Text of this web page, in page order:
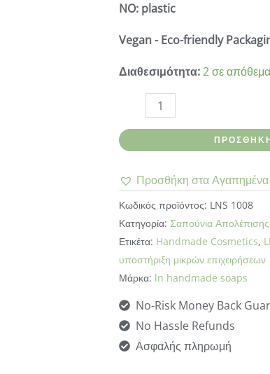
NO: plastic
Vegan - Eco-friendly
Διαθεσιμότητα: 2 σε απόθεμα
handmade
soaps-
Καφές
-
Ιανουάριος
ποσότητα
Προσθήκη στα Αγαπημένα
Κωδικός προϊόντος: LNS 1008
Κατηγορία:Σαπούνια Απολέπισης
Ετικέτα: Handmade Cosmetics,
υποστήριξη μικρών επιχειρήσεων
Μάρκα: ln handmade soaps
No-Risk Money Back
No Hassle Refunds
Ασφαλής πληρωμή